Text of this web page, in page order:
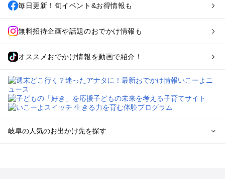
毎日更新！旬イベント&お得情報も
無料招待企画や話題のおでかけ情報も
オススメおでかけ情報を動画で紹介！
岐阜の人気のお出かけ先を探す